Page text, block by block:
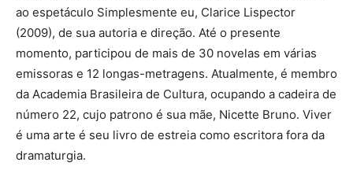
ao espetáculo Simplesmente eu, Clarice Lispector
(2009), de sua autoria e direção. Até o presente
momento, participou de mais de 30 novelas em várias
emissoras e 12 longas-metragens. Atualmente, é membro
da Academia Brasileira de Cultura, ocupando a cadeira de
número 22, cujo patrono é sua mãe, Nicette Bruno. Viver
é uma arte é seu livro de estreia como escritora fora da
dramaturgia.